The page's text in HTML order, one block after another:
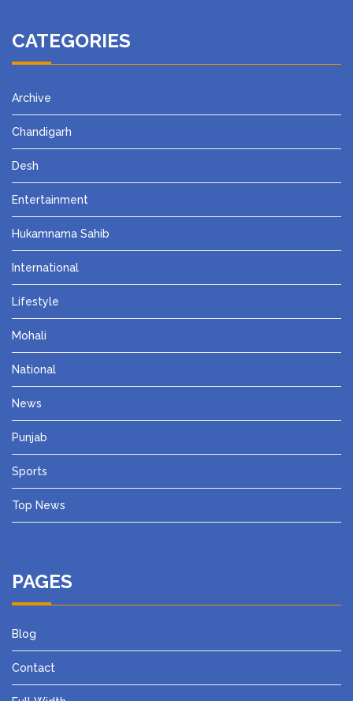
CATEGORIES
Archive
Chandigarh
Desh
Entertainment
Hukamnama Sahib
International
Lifestyle
Mohali
National
News
Punjab
Sports
Top News
PAGES
Blog
Contact